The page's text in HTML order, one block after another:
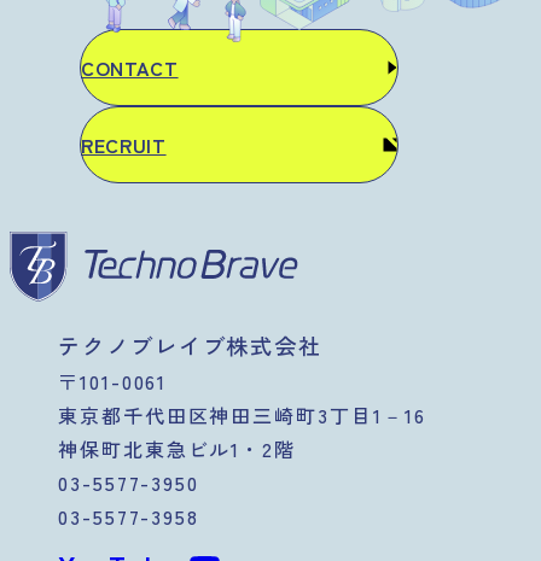
CONTACT
RECRUIT
テクノブレイブ株式会社
〒101-0061
東京都千代田区神田三崎町3丁目1－16
神保町北東急ビル1・2階
03-5577-3950
03-5577-3958